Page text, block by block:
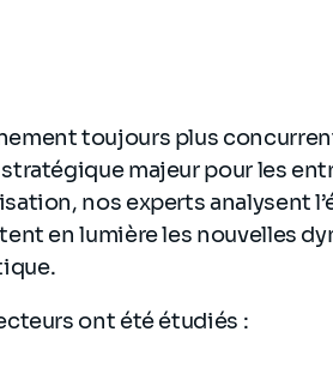
toujours plus
majeur pour les
nos experts analysent
en lumière les nouvelles
ont été étudiés :